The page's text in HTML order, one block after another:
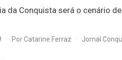
da Conquista será o cenário
· PorCatarine Ferraz · Jornal